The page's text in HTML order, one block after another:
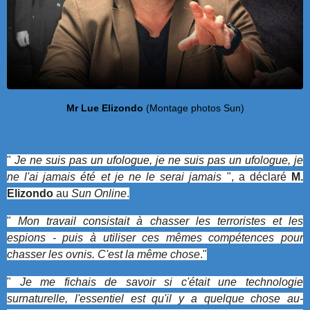
Mr Lue Elizondo (Montage photos Sun)
" Je ne suis pas un ufologue, je ne suis pas un ufologue, je
ne l'ai jamais été et je ne le serai jamais ", a déclaré M.
Elizondo au Sun Online.
"Mon travail consistait à chasser les terroristes et les
espions - puis à utiliser ces mêmes compétences pour
chasser les ovnis. C'est la même chose."
" Je me fichais de savoir si c'était une technologie
surnaturelle, l'essentiel est qu'il y a quelque chose au-